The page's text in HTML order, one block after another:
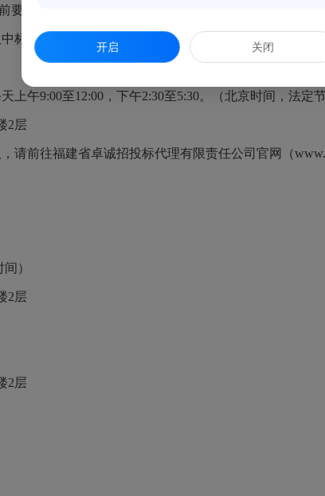
要求成交供应商提供相关证明材料以核实成交供应商
标、成交，依法追究相关的法律责任。
上午9:00至12:00，下午2:30至5:30。（北京时间，法定
2层
请前往福建省卓诚招投标代理有限责任公司官网（
）
2层
2层
开启 关闭